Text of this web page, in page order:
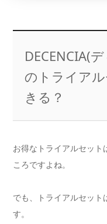
DECENCIA(
のトライア
きる？
お得なトライアルセット
ころですよね。
でも、トライアルセット
す。